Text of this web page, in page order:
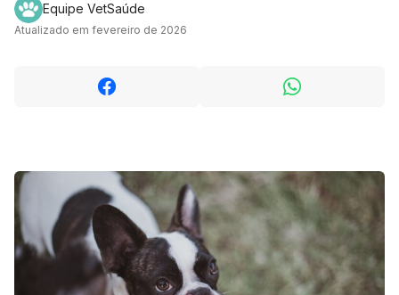
Aves
Equipe VetSaúde
Atualizado em fevereiro de 2026